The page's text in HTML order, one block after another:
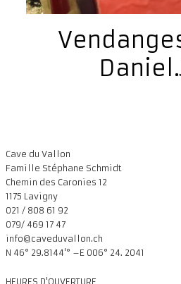
Cave du Vallon
Famille Stéphane Schmidt
Chemin des Caronies 12
1175 Lavigny
021 / 808 61 92
079/ 469 17 47
info@caveduvallon.ch
N 46° 29.8144'° –E 006° 24. 2041
HEURES D'OUVERTURE